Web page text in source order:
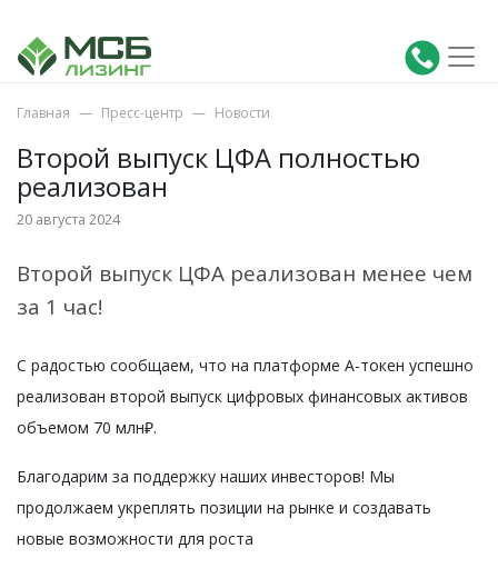
Главная Пресс-центр Новости
Второй выпуск ЦФА полностью
реализован
20 августа 2024
Второй выпуск ЦФА реализован менее чем
за 1 час!
С радостью сообщаем, что на платформе А-токен успешно
реализован второй выпуск цифровых финансовых активов
объемом 70 млн₽.
Благодарим за поддержку наших инвесторов! Мы
продолжаем укреплять позиции на рынке и создавать
новые возможности для роста